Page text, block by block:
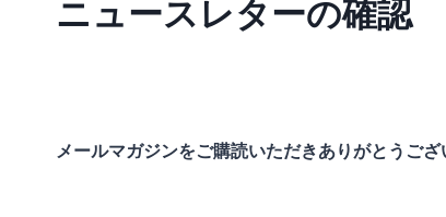
ニュースレターの確認
メールマガジンをご購読いただきありがとうご